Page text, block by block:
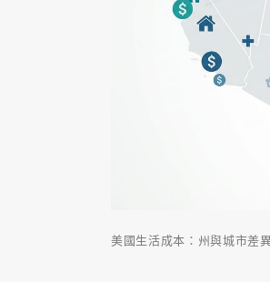
美國生活成本：州與城市差